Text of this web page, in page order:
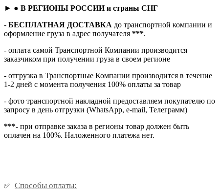
► ● В РЕГИОНЫ РОССИИ и страны СНГ
- БЕСПЛАТНАЯ ДОСТАВКА до транспортной компании и
оформление груза в адрес получателя ***.
- оплата самой Транспортной Компании производится
заказчиком при получении груза в своем регионе
- отгрузка в Транспортные Компании производится в течение
1-2 дней с момента получения 100% оплаты за товар
- фото транспортной накладной предоставляем покупателю по
запросу в день отгрузки (WhatsApp, e-mail, Телеграмм)
***- при отправке заказа в регионы товар должен быть
оплачен на 100%. Наложенного платежа нет.
✅ Способы оплаты: